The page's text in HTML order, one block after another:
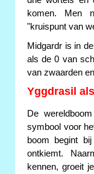
komen. Men
"kruispunt van
Midgardr is in
als de 0 van
van zwaarden
Yggdrasil
De
symbool voor
boom begint
ontkiemt.
kennen, groeit